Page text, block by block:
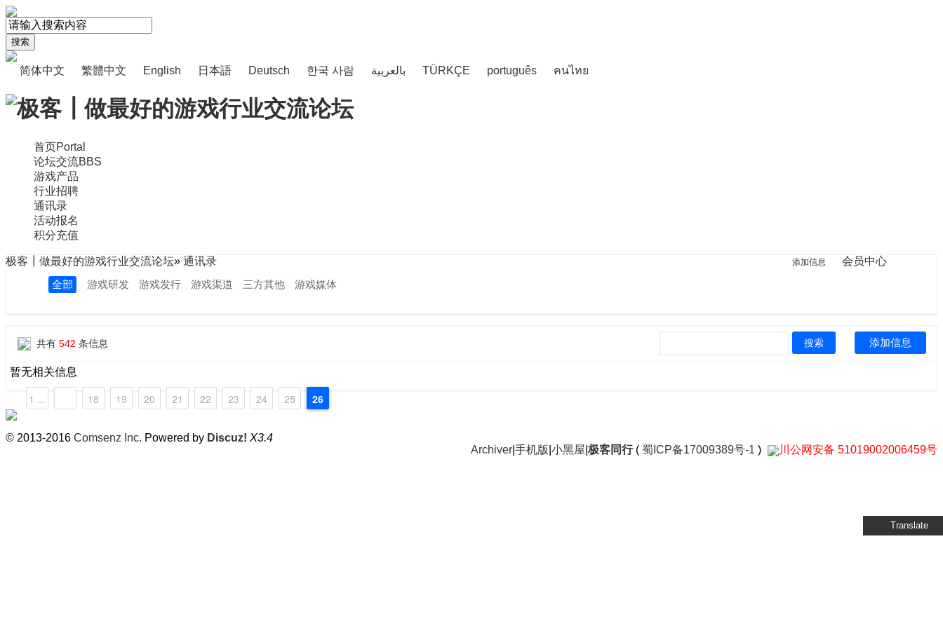
搜索
Translate
简体中文 繁體中文 English 日本語 Deutsch 한국 사람 بالعربية TÜRKÇE português คนไทย
首页Portal
论坛交流BBS
游戏产品
行业招聘
通讯录
活动报名
积分充值
极客┃做最好的游戏行业交流论坛» 通讯录 添加信息
会员中心
全部
游戏研发 游戏发行 游戏渠道 三方其他 游戏媒体
共有 542 条信息 搜索 添加信息
暂无相关信息
1 ... 18 19 20 21 22 23 24 25 26
Archiver 手机版 小黑屋 极客同行( 蜀ICP备17009389号-1 ) 川公网安备 51019002006459号
© 2013-2016 Comsenz Inc. Powered by Discuz! X3.4